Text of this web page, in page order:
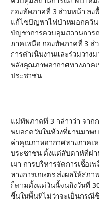
กองทัพภาคที่ 3 ส่วนหน้า ลง
แก้ไขปัญหาไฟป่าหมอกควัน
บัญชาการควบคุมสถานกา
ภาคเหนือ กองทัพภาคที่ 3
การดำเนินงานและร่วมวา
หลังคุณภาพอากาศทางภาค
ประชาชน
แม่ทัพภาคที่ 3 กล่าวว่า จา
หมอกควันในห้วงที่ผ่านมาพ
ค่าคุณภาพอากาศทางภาคเ
ประชาชน ตั้งแต่สัปดาห์ที่ผ่า
เผา การบริหารจัดการเชื้อเ
ทางการเกษตร ส่งผลให้สภ
ก็ตามตั้งแต่วันนี้จนถึงวันที่
ขึ้นในพื้นที่ไม่ว่าจะเป็นกรณีชิ